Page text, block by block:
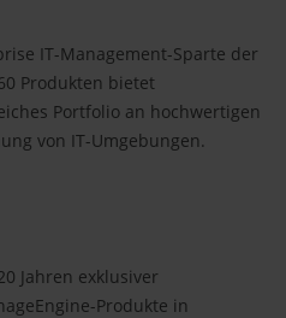
IT-Management-Sparte der
Produkten bietet
Portfolio an hochwertigen
von IT-Umgebungen.
Jahren exklusiver
Produkte in